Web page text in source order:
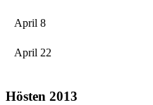
April 8
April 22
Hösten 2013